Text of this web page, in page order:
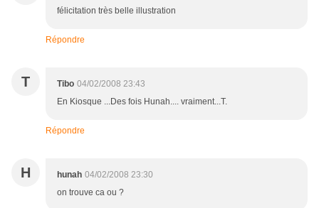
félicitation très belle illustration
Répondre
T Tibo 04/02/2008 23:43
En Kiosque ...Des fois Hunah.... vraiment...T.
Répondre
H hunah 04/02/2008 23:30
on trouve ca ou ?